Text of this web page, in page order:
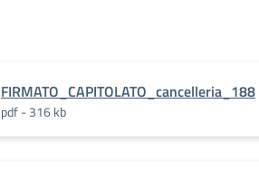
FIRMATO_CAPITOLATO_cancelleria_188
pdf - 316 kb